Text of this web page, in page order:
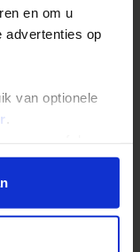
en om u
advertenties op
van optionele
voor de